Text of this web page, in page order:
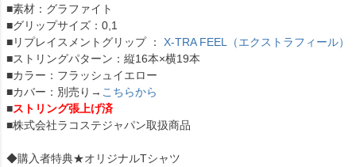
■素材：グラファイト
■グリップサイズ：0,1
■リプレイスメントグリップ ： X-TRA FEEL（エクストラフィール）
■ストリングパターン：縦16本×横19本
■カラー：フラッシュイエロー
■カバー：別売り→ こちらから
■ストリング張上げ済
■株式会社ラコステジャパン取扱商品
◆購入者特典★オリジナルTシャツ